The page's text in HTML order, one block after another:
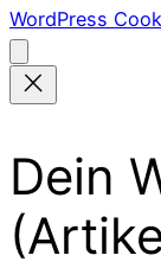
WordPress
Dein